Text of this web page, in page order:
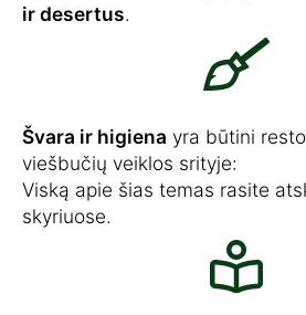
ir desertus.
Švara ir higiena yra būtini
viešbučių veiklos srityje:
Viską apie šias temas rasite
skyriuose.